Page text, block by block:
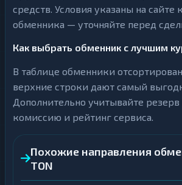
средств. Условия указаны на сайте
обменника — уточняйте перед
Как выбрать обменник с лучшим
В таблице обменники
верхние строки дают самый
Дополнительно учитывайте резерв
комиссию и рейтинг сервиса.
Похожие направления
TON